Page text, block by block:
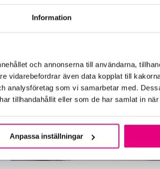
Information
och annonserna till användarna,
vidarebefordrar även data kopplat till
analysföretag som vi samarbetar med.
tillhandahållit eller som de har samlat in
Anpassa inställningar